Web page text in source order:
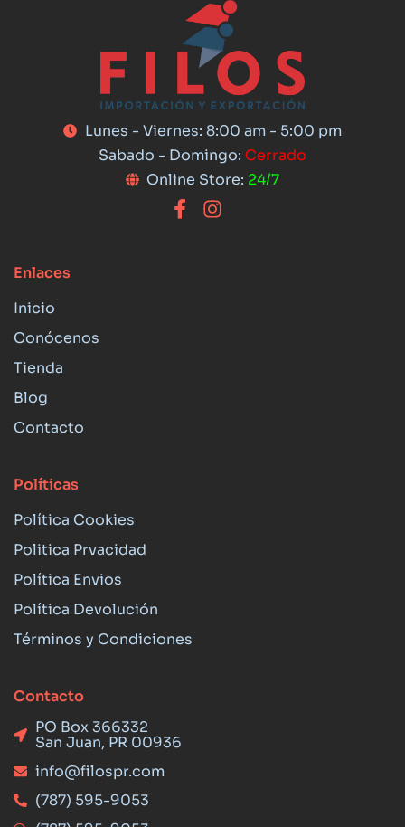
Lunes - Viernes: 8:00 am - 5:00 pm
Sabado - Domingo: Cerrado
Online Store: 24/7
Enlaces
Inicio
Conócenos
Tienda
Blog
Contacto
Políticas
Política Cookies
Politica Prvacidad
Política Envios
Política Devolución
Términos y Condiciones
Contacto
PO Box 366332
San Juan, PR 00936
info@filospr.com
(787) 595-9053